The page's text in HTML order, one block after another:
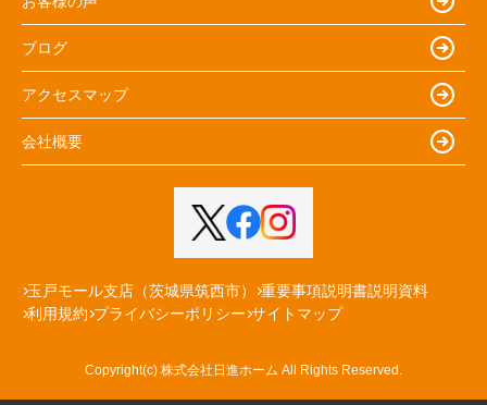
ブログ
アクセスマップ
会社概要
玉戸モール支店（茨城県筑西市）
重要事項説明書説明資料
利用規約 プライバシーポリシー サイトマップ
Copyright(c) 株式会社日進ホーム All Rights Reserved.